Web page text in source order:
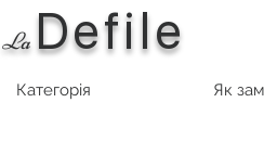
La Defile
Категорія Як